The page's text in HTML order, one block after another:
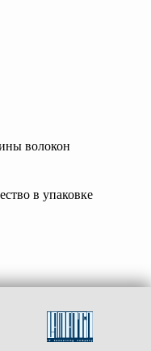
волокон
в упаковке